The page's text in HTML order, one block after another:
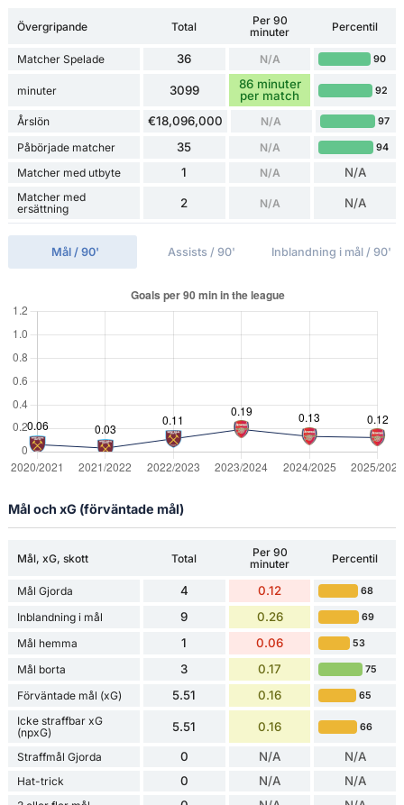
Övergripande Total
Per 90
minuter
Percentil
Matcher Spelade 36 N/A 90
minuter 3099
86 minuter
per match
92
Årslön €18,096,000 N/A 97
Påbörjade matcher 35 N/A 94
Matcher med utbyte 1 N/A N/A
Matcher med
ersättning
2 N/A N/A
Mål / 90' Assists / 90' Inblandning i mål / 90'
Mål och xG (förväntade mål)
Mål, xG, skott Total
Per 90
minuter
Percentil
Mål Gjorda 4 0.12 68
Inblandning i mål 9 0.26 69
Mål hemma 1 0.06 53
Mål borta 3 0.17 75
Förväntade mål (xG) 5.51 0.16 65
Icke straffbar xG
(npxG)
5.51 0.16 66
Straffmål Gjorda 0 N/A N/A
Hat-trick 0 N/A N/A